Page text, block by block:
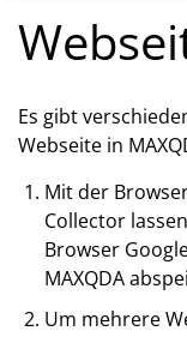
Es gibt
Webseite in
Mit der
Collector
Browser
MAXQDA
Um mehrere